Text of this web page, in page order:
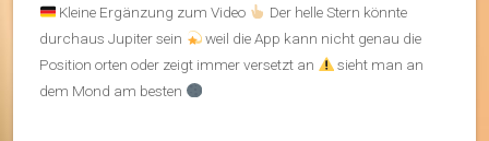
Kleine Ergänzung zum Video
Der helle Stern könnte
durchaus Jupiter sein
weil die App kann nicht genau die
Position orten oder zeigt immer versetzt an
sieht man an
dem Mond am besten